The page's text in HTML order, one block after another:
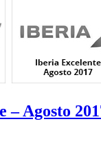
– Agosto